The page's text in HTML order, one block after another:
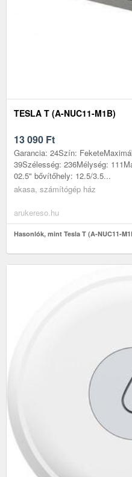
TESLA T (A-NUC11-M1B)
13 090 Ft
Garancia: 24Szín:
39Szélesség: 236Mélység:
02.5" bővítőhely: 12.5/3.5...
akasa, számítógép ház
arukereso.hu
Hasonlók, mint Tesla T (A-NUC11-